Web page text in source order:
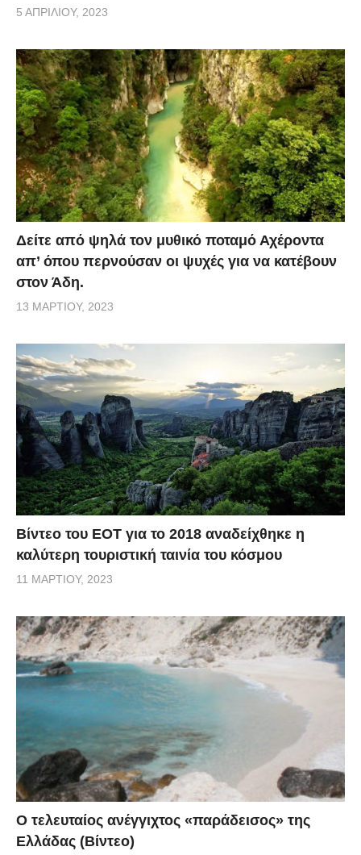
5 ΑΠΡΙΛΊΟΥ, 2023
Δείτε από ψηλά τον μυθικό ποταμό Αχέροντα
απ’ όπου περνούσαν οι ψυχές για να κατέβουν
στον Άδη.
13 ΜΑΡΤΊΟΥ, 2023
Βίντεο του ΕΟΤ για το 2018 αναδείχθηκε η
καλύτερη τουριστική ταινία του κόσμου
11 ΜΑΡΤΊΟΥ, 2023
Ο τελευταίος ανέγγιχτος «παράδεισος» της
Ελλάδας (Βίντεο)